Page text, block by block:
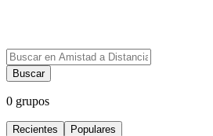
Buscar
0 grupos
Recientes Populares